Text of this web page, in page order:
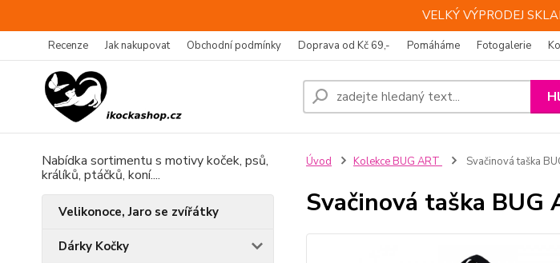
VELKÝ VÝPRODEJ
Recenze Jak nakupovat Obchodní podmínky Doprava od Kč 69,- Pomáháme Fotogalerie
Nabídka sortimentu s motivy koček, psů,
králíků, ptáčků, koní....
Velikonoce, Jaro se zvířátky
Dárky Kočky
Úvod Kolekce BUG ART Svačinová taška
Svačinová taška BUG